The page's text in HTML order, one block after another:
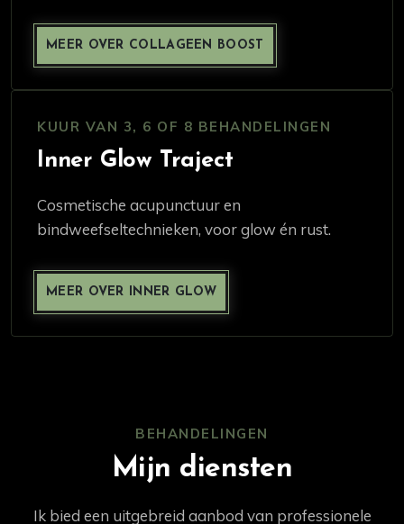
MEER OVER COLLAGEEN BOOST
KUUR VAN 3, 6 OF 8 BEHANDELINGEN
Inner Glow Traject
Cosmetische acupunctuur en
bindweefseltechnieken, voor glow én rust.
MEER OVER INNER GLOW
BEHANDELINGEN
Mijn diensten
Ik bied een uitgebreid aanbod van professionele